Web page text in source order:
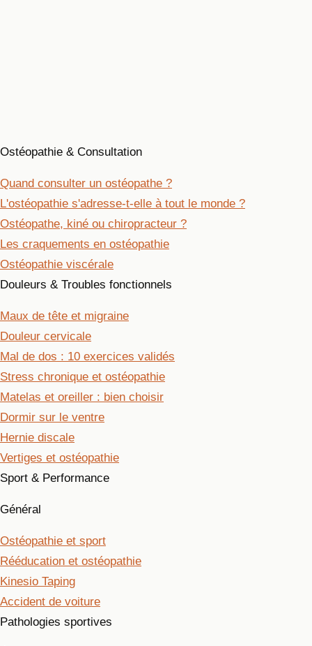
Ostéopathie & Consultation
Quand consulter un ostéopathe ?
L'ostéopathie s'adresse-t-elle à tout le monde ?
Ostéopathe, kiné ou chiropracteur ?
Les craquements en ostéopathie
Ostéopathie viscérale
Douleurs & Troubles fonctionnels
Maux de tête et migraine
Douleur cervicale
Mal de dos : 10 exercices validés
Stress chronique et ostéopathie
Matelas et oreiller : bien choisir
Dormir sur le ventre
Hernie discale
Vertiges et ostéopathie
Sport & Performance
Général
Ostéopathie et sport
Rééducation et ostéopathie
Kinesio Taping
Accident de voiture
Pathologies sportives